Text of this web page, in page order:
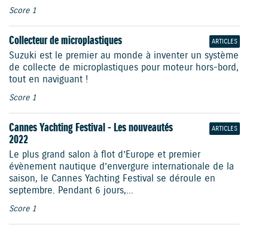
Score 1
ARTICLES
Collecteur de microplastiques
Suzuki est le premier au monde à inventer un système
de collecte de microplastiques pour moteur hors-bord,
tout en naviguant !
Score 1
ARTICLES
Cannes Yachting Festival - Les nouveautés
2022
Le plus grand salon à flot d’Europe et premier
évènement nautique d’envergure internationale de la
saison, le Cannes Yachting Festival se déroule en
septembre. Pendant 6 jours,...
Score 1